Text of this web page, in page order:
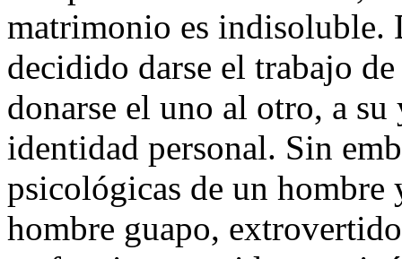
matrimonio es indisoluble.
decidido darse el trabajo
donarse el uno al otro, a
identidad personal. Sin
psicológicas de un hombre
hombre guapo,